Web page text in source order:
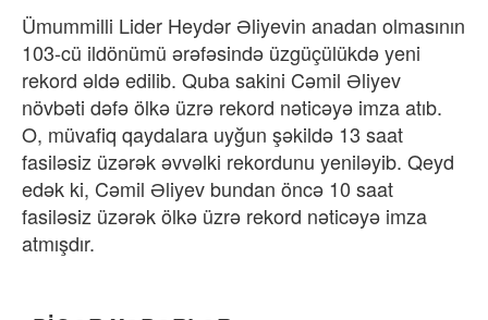
Ümummilli Lider Heydər Əliyevin anadan olmasının
103-cü ildönümü ərəfəsində üzgüçülükdə yeni
rekord əldə edilib. Quba sakini Cəmil Əliyev
növbəti dəfə ölkə üzrə rekord nəticəyə imza atıb.
O, müvafiq qaydalara uyğun şəkildə 13 saat
fasiləsiz üzərək əvvəlki rekordunu yeniləyib. Qeyd
edək ki, Cəmil Əliyev bundan öncə 10 saat
fasiləsiz üzərək ölkə üzrə rekord nəticəyə imza
atmışdır.